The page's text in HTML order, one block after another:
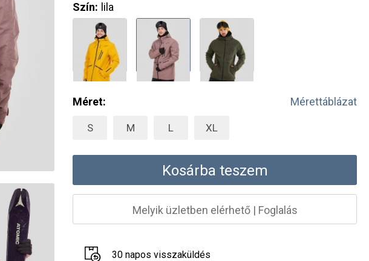
Szín: lila
Méret: Mérettáblázat
S M L XL
Kosárba teszem
Melyik üzletben elérhető| Foglalás
30 napos visszaküldés